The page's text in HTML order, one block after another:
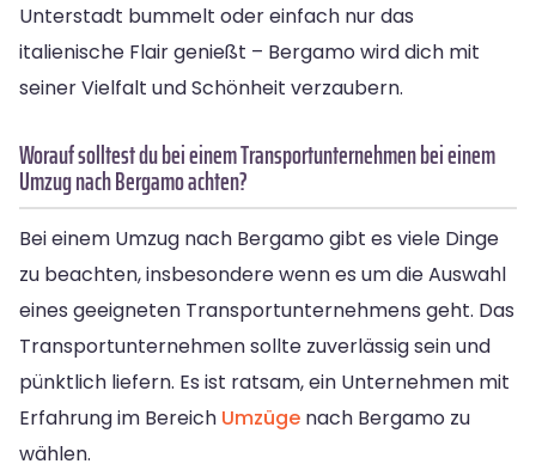
Unterstadt bummelt oder einfach nur das
italienische Flair genießt – Bergamo wird dich mit
seiner Vielfalt und Schönheit verzaubern.
Worauf solltest du bei einem Transportunternehmen bei einem
Umzug nach Bergamo achten?
Bei einem Umzug nach Bergamo gibt es viele Dinge
zu beachten, insbesondere wenn es um die Auswahl
eines geeigneten Transportunternehmens geht. Das
Transportunternehmen sollte zuverlässig sein und
pünktlich liefern. Es ist ratsam, ein Unternehmen mit
Erfahrung im Bereich Umzüge nach Bergamo zu
wählen.